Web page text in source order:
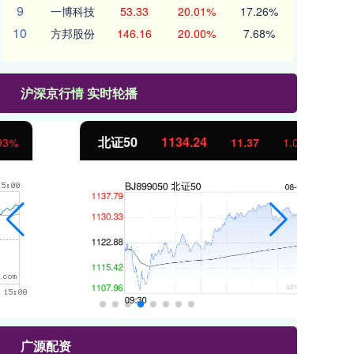
9 一博科技 53.33 20.01% 17.26%
10 方邦股份 146.16 20.00% 7.68%
沪深京行情 实时轮播
1134.24 11.37 1.01%
广源配资